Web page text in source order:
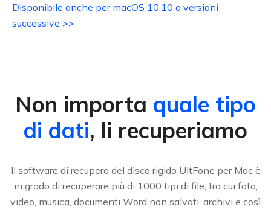
Disponibile anche per macOS 10.10 o versioni
successive >>
Non importa quale tipo
di dati, li recuperiamo
Il software di recupero del disco rigido UltFone per Mac è
in grado di recuperare più di 1000 tipi di file, tra cui foto,
video, musica, documenti Word non salvati, archivi e così